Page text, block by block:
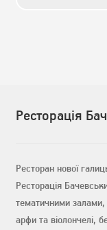
Ресторація
Ресторан нової
Ресторація
тематичними залами,
арфи та віолончелі,